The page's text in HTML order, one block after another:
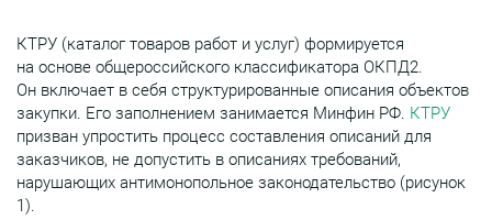
КТРУ (каталог товаров работ и услуг) формируется
на основе общероссийского классификатора ОКПД2.
Он включает в себя структурированные описания объектов
закупки. Его заполнением занимается Минфин РФ. КТРУ
призван упростить процесс составления описаний для
заказчиков, не допустить в описаниях требований,
нарушающих антимонопольное законодательство (рисунок
1).